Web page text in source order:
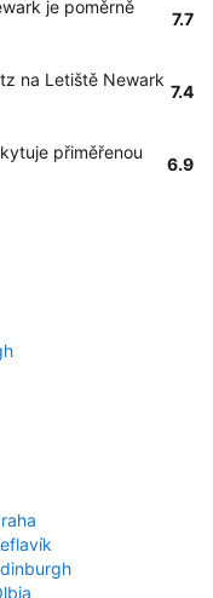
je poměrně
7.7
na Letiště Newark
7.4
přiměřenou
6.9